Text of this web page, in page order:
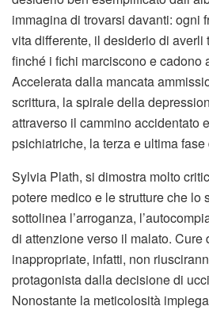
immagina di trovarsi davanti: ogni
vita differente, il desiderio di averli
finché i fichi marciscono e cadono
Accelerata dalla mancata
scrittura, la spirale della
attraverso il cammino accidentato
psichiatriche, la terza e ultima
Sylvia Plath, si dimostra molto
potere medico e le strutture che lo
sottolinea l’arroganza,
di attenzione verso il malato. Cure
inappropriate, infatti, non
protagonista dalla decisione di
Nonostante la meticolosità